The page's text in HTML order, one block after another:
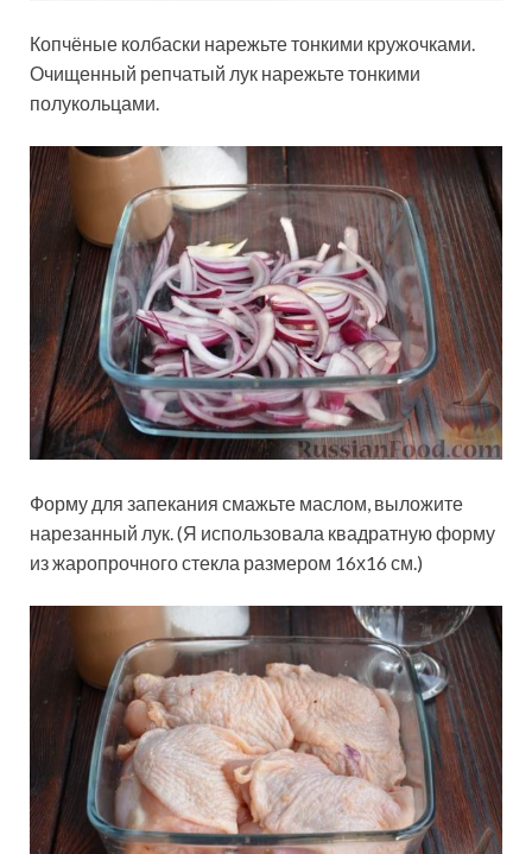
Копчёные колбаски нарежьте тонкими кружочками.
Очищенный репчатый лук нарежьте тонкими
полукольцами.
Форму для запекания смажьте маслом, выложите
нарезанный лук. (Я использовала квадратную форму
из жаропрочного стекла размером 16х16 см.)